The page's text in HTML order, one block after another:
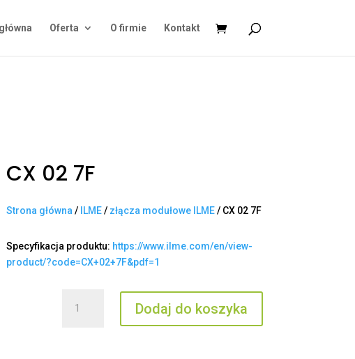
Oferta O firmie Kontakt
CX 02 7F
Strona główna/ ILME/ złącza modułowe ILME/ CX 02 7F
Specyfikacja produktu: https://www.ilme.com/en/view-
product/?code=CX+02+7F&pdf=1
Dodaj do koszyka